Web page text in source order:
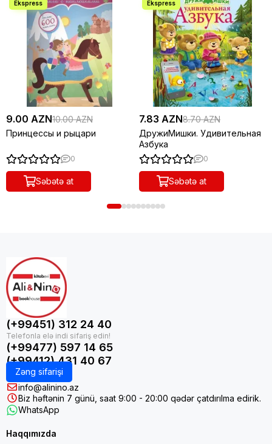
9.00 AZN10.00 AZN
Принцессы и рыцари
0
Səbətə at
7.83 AZN8.70 AZN
ДружиМишки. Удивительная
Азбука
0
Səbətə at
(+99451) 312 24 40
(+99477) 597 14 65
(+99412) 431 40 67
Zəng sifarişi
info@alinino.az
Biz həftənin 7 günü, saat 9:00 - 20:00 qədər çatdırılma edirik.
WhatsApp
Haqqımızda